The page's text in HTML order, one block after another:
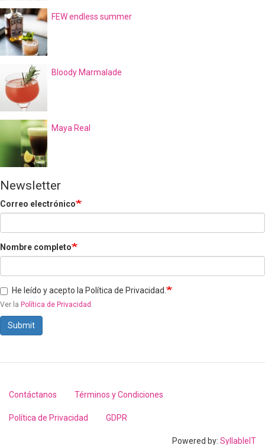
FEW endless summer
Bloody Marmalade
Maya Real
Newsletter
Correo electrónico
Nombre completo
He leído y acepto la Política de Privacidad.
Ver la Política de Privacidad .
Submit
Footer
menu
Contáctanos Términos y Condiciones
Política de Privacidad GDPR
Powered by: SyllableIT